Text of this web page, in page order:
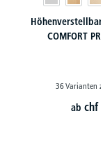
Höhenverstellbare
COMFORT
36 Varianten zur
abchf